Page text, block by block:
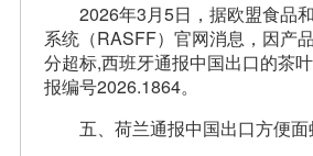
2026年3月5日，据欧盟食品
系统（RASFF）官网消息，因产
分超标,西班牙通报中国出口的茶
报编号2026.1864。
五、荷兰通报中国出口方便